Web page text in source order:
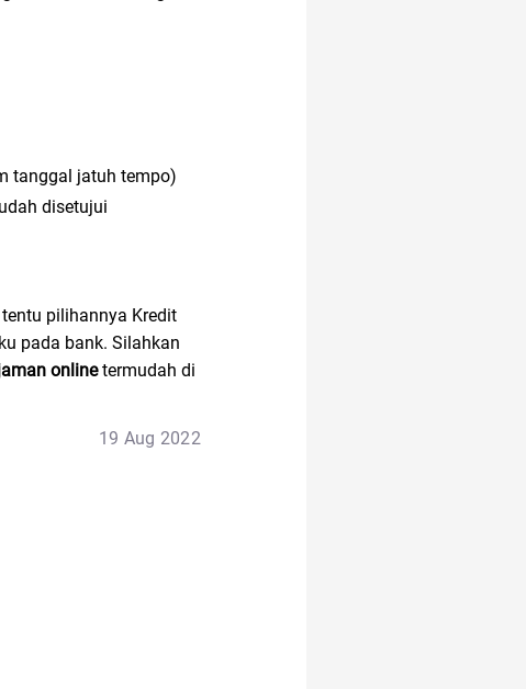
tanggal jatuh tempo)
disetujui
pilihannya Kredit
pada bank. Silahkan
onlinetermudah di
19 Aug 2022